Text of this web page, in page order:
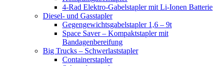
4-Rad Elektro-Gabelstapler mit Li-Ionen Batterie
Diesel- und Gasstapler
Gegengewichtsgabelstapler 1,6 – 9t
Space Saver – Kompaktstapler mit
Bandagenbereifung
Big Trucks – Schwerlaststapler
Containerstapler